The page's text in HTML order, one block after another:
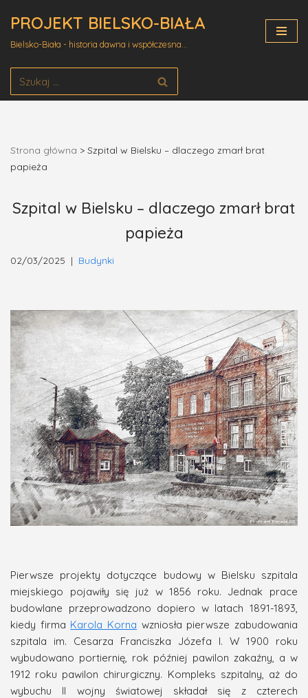
treści
PROJEKT BIELSKO-BIAŁA
Bielsko-Biała - historia dawna i współczesna...
Strona główna > Szpital w Bielsku – dlaczego zmarł brat
papieża
Szpital w Bielsku – dlaczego zmarł brat
papieża
02/03/2025 Budynki
Pierwsze projekty dotyczące budowy w Bielsku szpitala
miejskiego pojawiły się już w 1856 roku. Jednak prace
budowlane przeprowadzono dopiero w latach 1891-1893,
kiedy firma Karola Korna wzniosła pierwsze zabudowania
szpitala im. Cesarza Franciszka Józefa I. W 1900 roku
wybudowano portiernię, rok później pawilon zakaźny, a w
1912 roku pawilon chirurgiczny. Kompleks szpitalny, aż do
wybuchu II wojny światowej składał się z czterech